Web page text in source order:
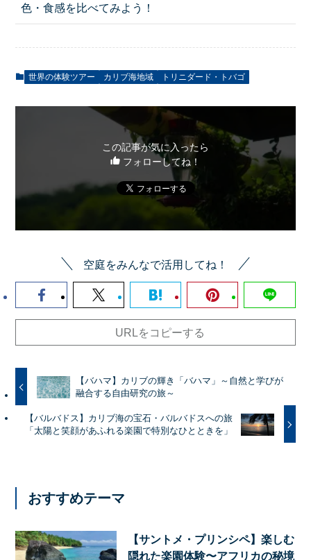
色・食感を比べてみよう！
世界の体験ツアー カリブ海地域 トリニダード・トバゴ
この記事が気に入ったら
フォローしてね！
空庭をみんなで活用してね！
URLをコピーする
【バハマ】カリブの輝き「バハマ」～自然と学びが
融合する自由研究の旅～
【バルバドス】カリブ海の宝石・バルバドスへの旅
「太陽と笑顔があふれる楽園で特別なひとときを」
おすすめテーマ
【サントメ・プリンシペ】楽しむ
隠れた楽園体験〜アフリカの秘境